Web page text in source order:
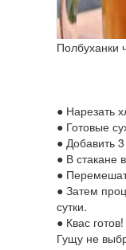
Полбуханки
● Нарезать
● Готовые
● Добавить
● В стакане
●
● Затем
сутки.
● Квас готов!
Гущу не